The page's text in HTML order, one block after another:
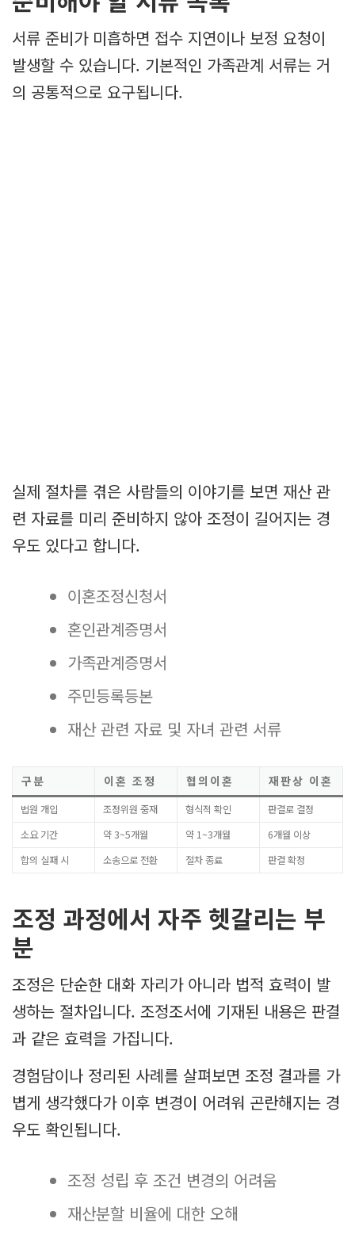
서류 준비가 미흡하면 접수 지연이나 보정 요청이
발생할 수 있습니다. 기본적인 가족관계 서류는 거
의 공통적으로 요구됩니다.
실제 절차를 겪은 사람들의 이야기를 보면 재산 관
련 자료를 미리 준비하지 않아 조정이 길어지는 경
우도 있다고 합니다.
이혼조정신청서
혼인관계증명서
가족관계증명서
주민등록등본
재산 관련 자료 및 자녀 관련 서류
구분 이혼 조정 협의이혼 재판상 이혼
법원 개입 조정위원 중재 형식적 확인
판결로 결정
소요 기간
약 3~5개월 약 1~3개월
6개월 이상
합의 실패 시
소송으로 전환 절차 종료 판결 확정
조정 과정에서 자주 헷갈리는 부
분
조정은 단순한 대화 자리가 아니라 법적 효력이 발
생하는 절차입니다. 조정조서에 기재된 내용은 판결
과 같은 효력을 가집니다.
경험담이나 정리된 사례를 살펴보면 조정 결과를 가
볍게 생각했다가 이후 변경이 어려워 곤란해지는 경
우도 확인됩니다.
조정 성립 후 조건 변경의 어려움
재산분할 비율에 대한 오해